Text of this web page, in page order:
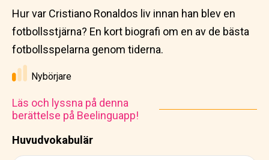
Huvudvokabulär
Hur var Cristiano Ronaldos liv innan han blev en
fotbollsstjärna? En kort biografi om en av de bästa
fotbollsspelarna genom tiderna.
Nybörjare
Läs och lyssna på denna
berättelse på Beelinguapp!